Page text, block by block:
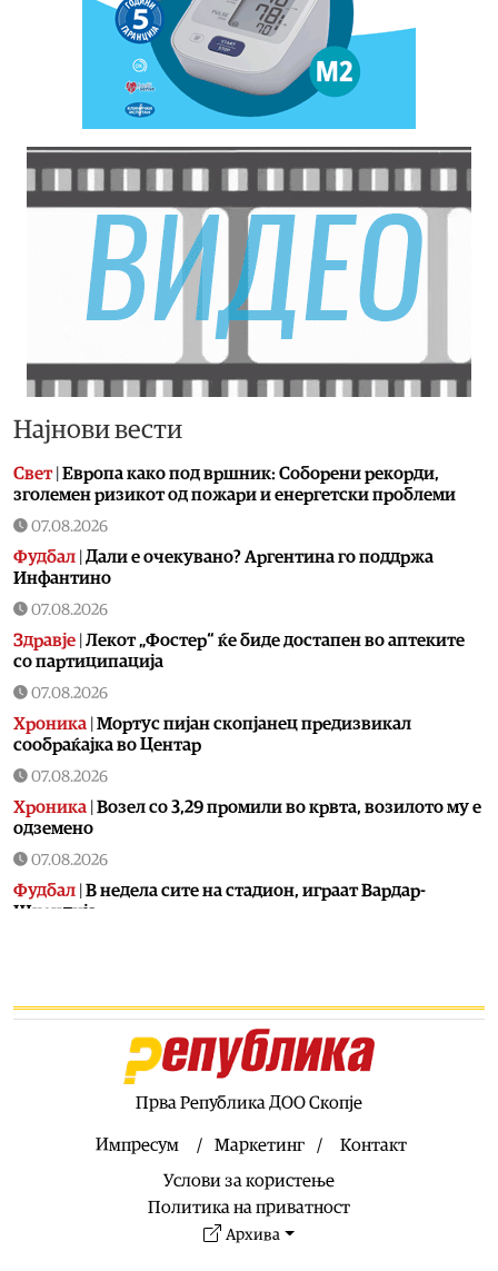
Најнови вести
Свет| Европа како под вршник: Соборени рекорди,
зголемен ризикот од пожари и енергетски проблеми
07.08.2026
Фудбал | Дали е очекувано? Аргентина го поддржа
Инфантино
07.08.2026
Здравје | Лекот „Фостер“ ќе биде достапен во аптеките
со партиципација
07.08.2026
Хроника | Мортус пијан скопјанец предизвикал
сообраќајка во Центар
07.08.2026
Хроника | Возел со 3,29 промили во крвта, возилото му е
одземено
07.08.2026
Фудбал | В недела сите на стадион, играат Вардар-
Шкендија
07.08.2026
Голманот кој беше хит на СП конечно потпиша
еден е активен
Народниот правобранител оформи
предмет за загадувањето на водата во Гостивар
Прва Република ДОО Скопје
Импресум Маркетинг
Контакт
Услови за користење
Политика на приватност
Архива